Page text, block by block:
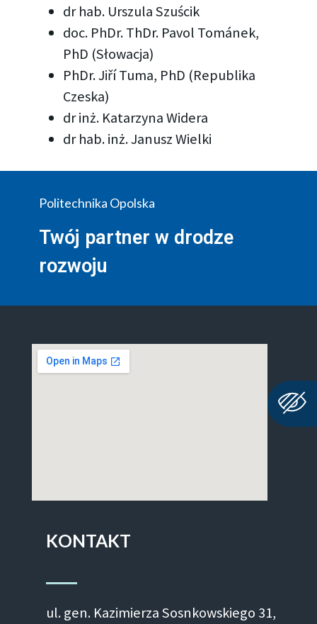
dr hab. Urszula Szuścik
doc. PhDr. ThDr. Pavol Tománek,
PhD (Słowacja)
PhDr. Jiří Tuma, PhD (Republika
Czeska)
dr inż. Katarzyna Widera
dr hab. inż. Janusz Wielki
Politechnika Opolska
Twój partner w drodze
rozwoju
KONTAKT
ul. gen. Kazimierza Sosnkowskiego 31,